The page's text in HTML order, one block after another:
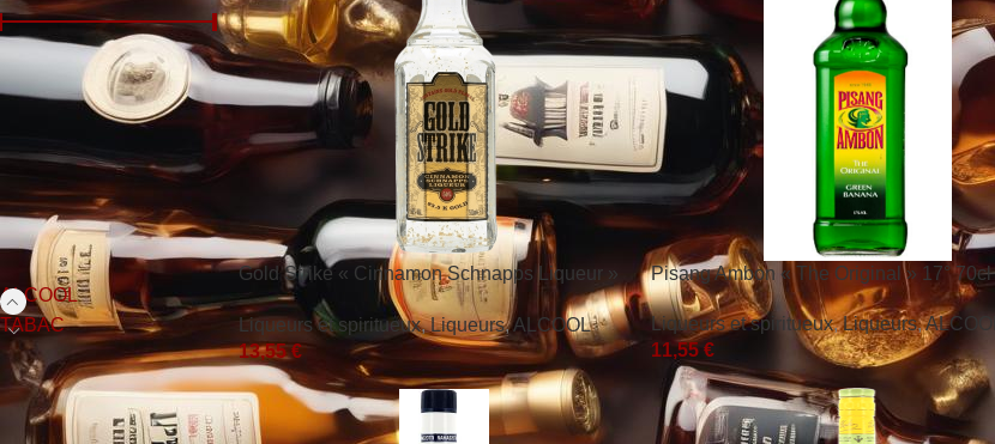
— 40 €
CATÉGORIES DE
PRODUITS
ALCOOL
TABAC
TAGS
Gold Strike « Cinnamon Schnapps Liqueur »
40° 50cl
Liqueurs et spiritueux, Liqueurs,ALCOOL
13,55€
Pisang Ambon « The Original » 17° 70cl
Liqueurs et spiritueux, Liqueurs,ALCOOL
11,55€